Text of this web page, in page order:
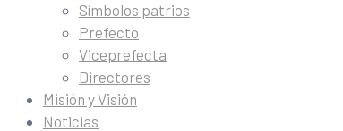
Símbolos patrios
Prefecto
Viceprefecta
Directores
Misión y Visión
Noticias